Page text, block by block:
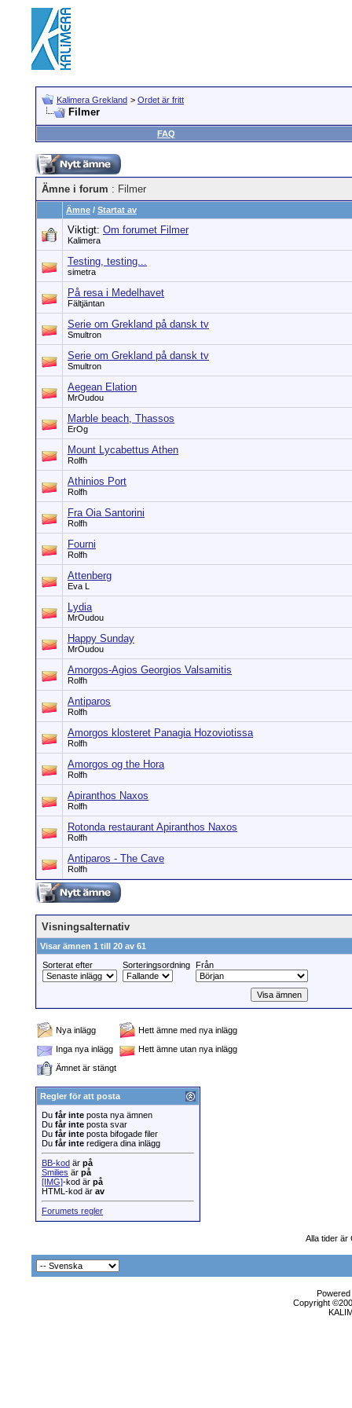
Kalimera Grekland > Ordet är fritt
Filmer
FAQ
Ämne i forum : Filmer
Ämne / Startat av
Viktigt: Om forumet Filmer
Kalimera
Testing, testing...
simetra
På resa i Medelhavet
Fältjäntan
Serie om Grekland på dansk tv
Smultron
Serie om Grekland på dansk tv
Smultron
Aegean Elation
MrOudou
Marble beach, Thassos
ErOg
Mount Lycabettus Athen
Rolfh
Athinios Port
Rolfh
Fra Oia Santorini
Rolfh
Fourni
Rolfh
Attenberg
Eva L
Lydia
MrOudou
Happy Sunday
MrOudou
Amorgos-Agios Georgios Valsamitis
Rolfh
Antiparos
Rolfh
Amorgos klosteret Panagia Hozoviotissa
Rolfh
Amorgos og the Hora
Rolfh
Apiranthos Naxos
Rolfh
Rotonda restaurant Apiranthos Naxos
Rolfh
Antiparos - The Cave
Rolfh
Visningsalternativ
Visar ämnen 1 till 20 av 61
Sorterat efter
Sorteringsordning Från
Nya inlägg
Hett ämne med nya inlägg
Inga nya inlägg
Hett ämne utan nya inlägg
Ämnet är stängt
Regler för att posta
Du får inte posta nya ämnen
Du får inte posta svar
Du får inte posta bifogade filer
Du får inte redigera dina inlägg
BB-kod är på
Smilies är på
[IMG]-kod är på
HTML-kod är av
Forumets regler
Alla tider är
Copyright